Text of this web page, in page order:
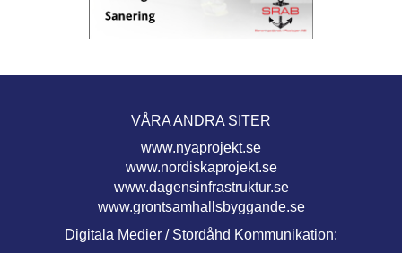
VÅRA ANDRA SITER
www.nyaprojekt.se
www.nordiskaprojekt.se
www.dagensinfrastruktur.se
www.grontsamhallsbyggande.se
Digitala Medier / Stordåhd Kommunikation: